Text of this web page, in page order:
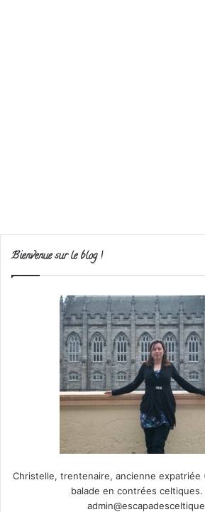
Bienvenue sur le blog !
Christelle, trentenaire, ancienne expatriée
balade en contrées celtiques.